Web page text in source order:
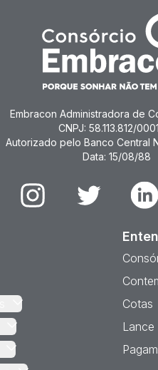
Embracon Administradora de
CNPJ: 58.113.812/
Autorizado pelo Banco Central
Data: 15/08/88
Instagram Twitter
Cotas
Lance